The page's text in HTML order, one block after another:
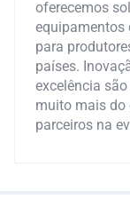
oferecemos
para
países.
excelência
muito mais do
parceiros na